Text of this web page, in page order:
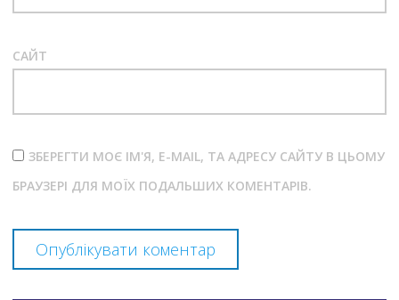
САЙТ
ЗБЕРЕГТИ МОЄ ІМ'Я, E-MAIL, ТА АДРЕСУ САЙТУ В ЦЬОМУ
БРАУЗЕРІ ДЛЯ МОЇХ ПОДАЛЬШИХ КОМЕНТАРІВ.